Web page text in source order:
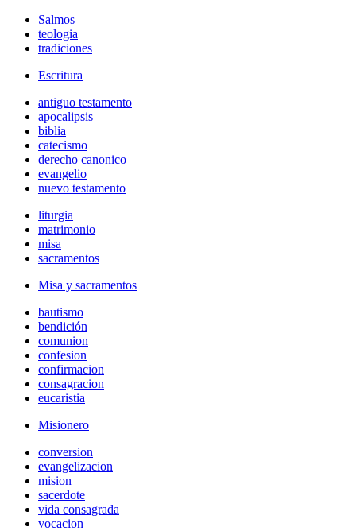
Salmos
teologia
tradiciones
Escritura
antiguo testamento
apocalipsis
biblia
catecismo
derecho canonico
evangelio
nuevo testamento
liturgia
matrimonio
misa
sacramentos
Misa y sacramentos
bautismo
bendición
comunion
confesion
confirmacion
consagracion
eucaristia
Misionero
conversion
evangelizacion
mision
sacerdote
vida consagrada
vocacion